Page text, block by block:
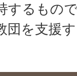
するもの
団を支援